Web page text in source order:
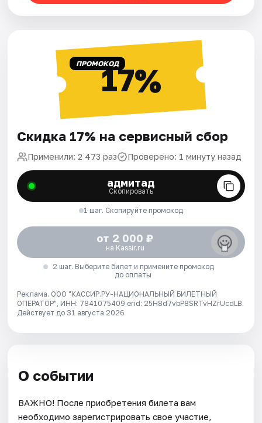
ПРОМОКОД17%
Скидка 17% на сервисный сбор
Применили: 2 473 раз Проверено: 1 минуту назад
адмитад
Скопировать
1 шаг. Скопируйте промокод
от 2 000 ₽
на Kassir.ru
2 шаг. Выберите билет и примените промокод
до оплаты
Реклама. ООО "КАССИР.РУ-НАЦИОНАЛЬНЫЙ БИЛЕТНЫЙ
ОПЕРАТОР", ИНН: 7841075409 erid: 25H8d7vbP8SRTvHZrUcdLB.
Действует до 31 августа 2026
О событии
ВАЖНО! После приобретения билета вам
необходимо зарегистрировать свое участие,